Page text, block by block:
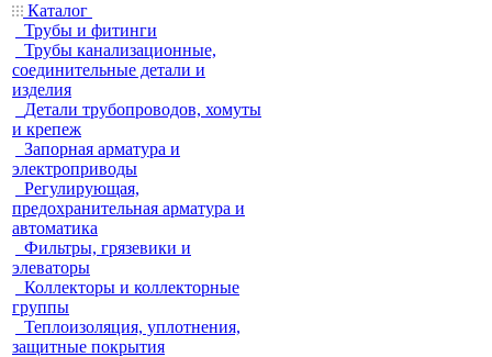
Каталог
Трубы и фитинги
Трубы канализационные,
соединительные детали и
изделия
Детали трубопроводов, хомуты
и крепеж
Запорная арматура и
электроприводы
Регулирующая,
предохранительная арматура и
автоматика
Фильтры, грязевики и
элеваторы
Коллекторы и коллекторные
группы
Теплоизоляция, уплотнения,
защитные покрытия